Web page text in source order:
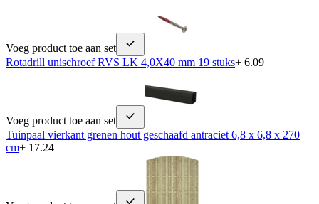
Voeg product toe aan set
Rotadrill unischroef RVS LK 4,0X40 mm 19 stuks+ 6.09
Voeg product toe aan set
Tuinpaal vierkant grenen hout geschaafd antraciet 6,8 x 6,8 x 270
cm+ 17.24